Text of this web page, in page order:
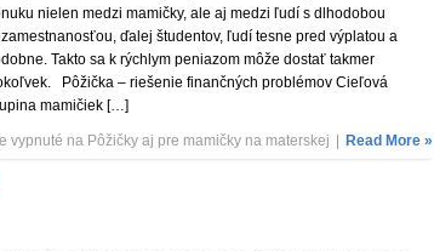
nielen medzi mamičky, ale aj medzi ľudí s dlhodobou
ďalej študentov, ľudí tesne pred výplatou a
Takto sa k rýchlym peniazom môže dostať takmer
Pôžička – riešenie finančných problémov Cieľová
mamičiek […]
vypnuté na Pôžičky aj pre mamičky na materskej Read More »